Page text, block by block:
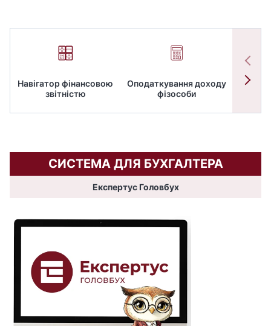
Навігатор фінансовою
звітністю
Оподаткування доходу
фізособи
СИСТЕМА ДЛЯ БУХГАЛТЕРА
Експертус Головбух